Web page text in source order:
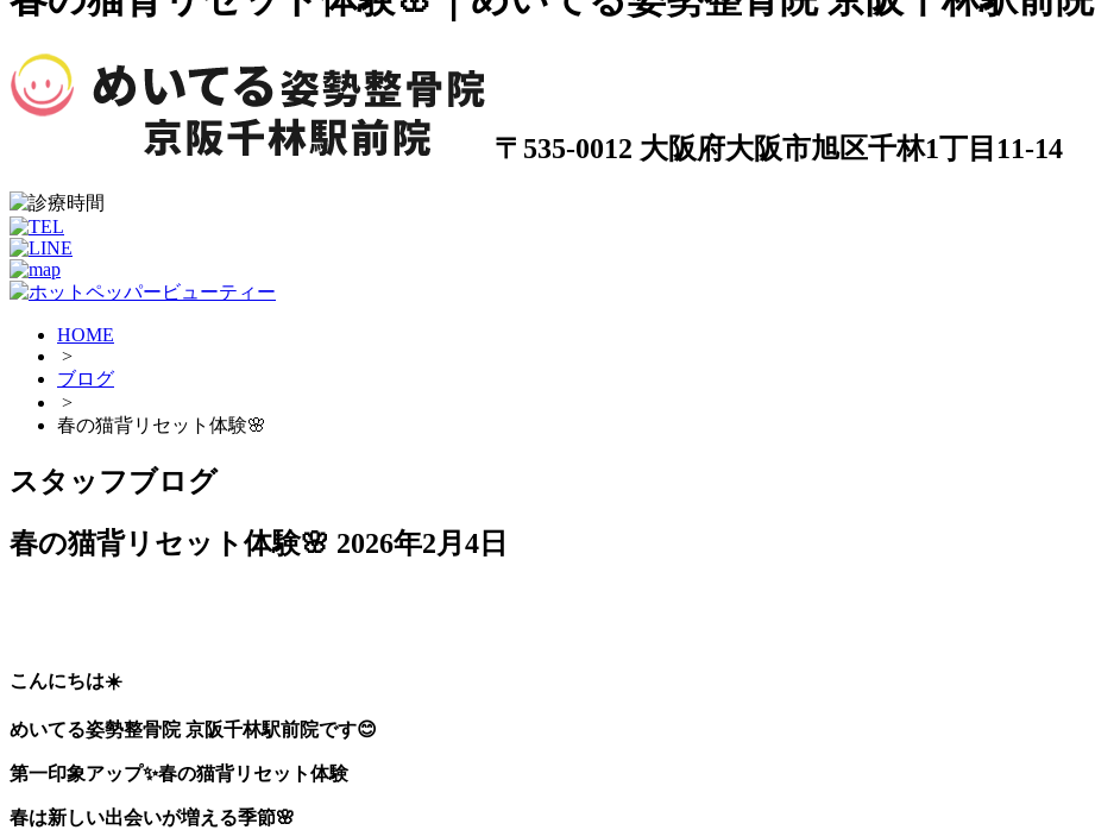
〒535-0012 大阪府大阪市旭区千林1丁目11-14
HOME
>
ブログ
>
春の猫背リセット体験🌸
スタッフブログ
春の猫背リセット体験🌸 2026年2月4日
こんにちは☀️
めいてる姿勢整骨院 京阪千林駅前院です😊
第一印象アップ✨春の猫背リセット体験
春は新しい出会いが増える季節🌸